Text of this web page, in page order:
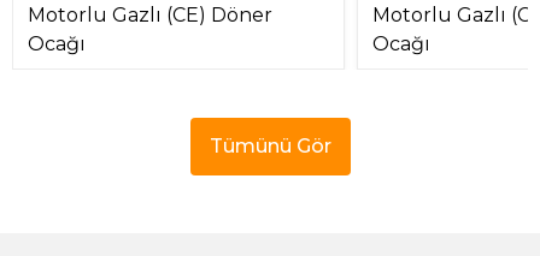
Motorlu Gazlı (CE) Döner
Ocağı
Motorlu Gazlı
Ocağı
Tümünü Gör